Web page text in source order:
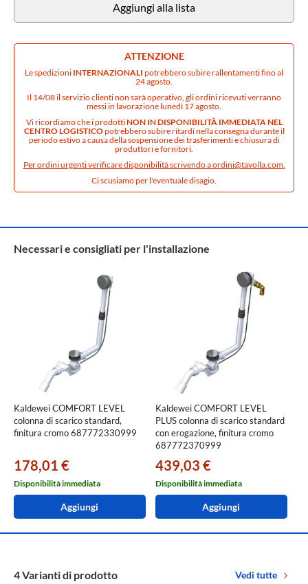
Aggiungi alla lista
ATTENZIONE
Le spedizioni INTERNAZIONALI potrebbero subire rallentamenti fino al
24 agosto.
Il 14/08 il servizio clienti non sarà operativo, gli ordini ricevuti verranno
messi in lavorazione lunedì 17 agosto.
Vi ricordiamo che i prodottiNON IN DISPONIBILITÀ IMMEDIATA NEL
CENTRO LOGISTICOpotrebbero subire ritardi nella consegna durante il
periodo estivo a causa della sospensione dei trasferimenti e chiusura di
produttori e fornitori.
Per ordini urgenti verificare disponibilità scrivendo aordini@tavolla.com.
Ci scusiamo per l'eventuale disagio.
Necessari e consigliati per l'installazione
Kaldewei COMFORT LEVEL
colonna di scarico standard,
finitura cromo 687772330999
178,01 €
Disponibilità immediata
Aggiungi
Kaldewei COMFORT LEVEL
PLUS colonna di scarico standard
con erogazione, finitura cromo
687772370999
439,03 €
Disponibilità immediata
Aggiungi
4 Varianti di prodotto Vedi tutte